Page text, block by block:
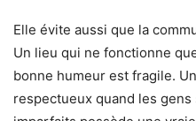
Elle évite aussi que la
Un lieu qui ne fonctionne
bonne humeur est fragile.
respectueux quand les